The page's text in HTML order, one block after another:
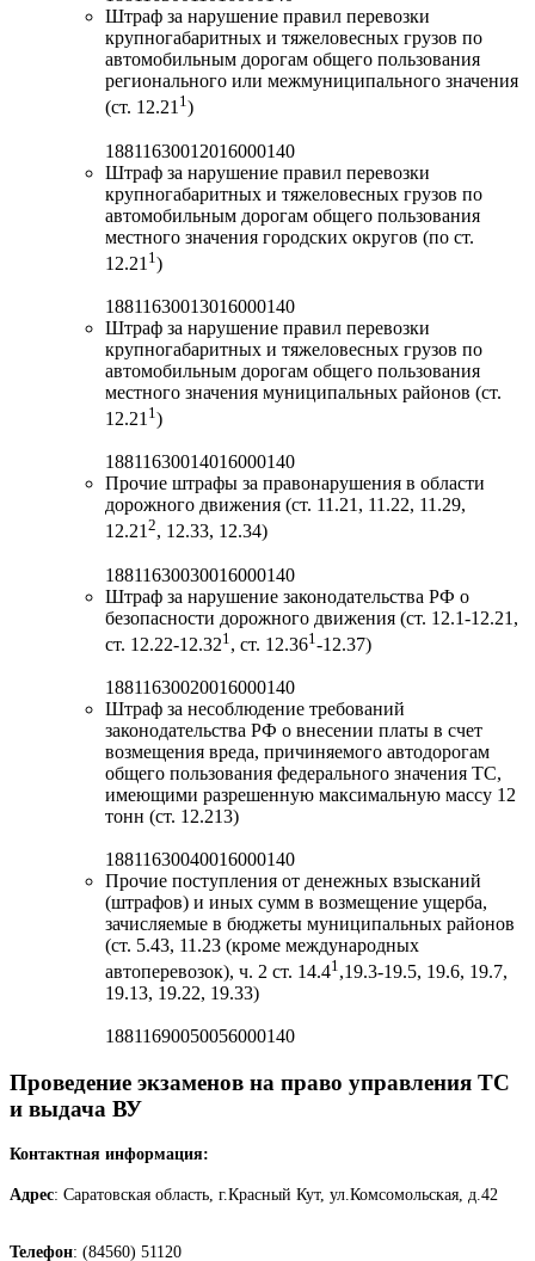
Штраф за нарушение правил перевозки
крупногабаритных и тяжеловесных грузов по
автомобильным дорогам общего пользования
регионального или межмуниципального значения
(ст. 12.211)
18811630012016000140
Штраф за нарушение правил перевозки
крупногабаритных и тяжеловесных грузов по
автомобильным дорогам общего пользования
местного значения городских округов (по ст.
12.21 1 )
18811630013016000140
Штраф за нарушение правил перевозки
крупногабаритных и тяжеловесных грузов по
автомобильным дорогам общего пользования
местного значения муниципальных районов (ст.
12.21 1)
18811630014016000140
Прочие штрафы за правонарушения в области
дорожного движения (ст. 11.21, 11.22, 11.29,
12.212, 12.33, 12.34)
18811630030016000140
Штраф за нарушение законодательства РФ о
безопасности дорожного движения (ст. 12.1-12.21,
ст. 12.22-12.321 , ст. 12.361 -12.37)
18811630020016000140
Штраф за несоблюдение требований
законодательства РФ о внесении платы в счет
возмещения вреда, причиняемого автодорогам
общего пользования федерального значения ТС,
имеющими разрешенную максимальную массу 12
тонн (ст. 12.213)
18811630040016000140
Прочие поступления от денежных взысканий
(штрафов) и иных сумм в возмещение ущерба,
зачисляемые в бюджеты муниципальных районов
(ст. 5.43, 11.23 (кроме международных
автоперевозок), ч. 2 ст. 14.41 ,19.3-19.5, 19.6, 19.7,
19.13, 19.22, 19.33)
18811690050056000140
Проведение экзаменов на право управления ТС
и выдача ВУ
Контактная информация:
Адрес: Саратовская область, г.Красный Кут, ул.Комсомольская, д.42
Телефон: (84560) 51120